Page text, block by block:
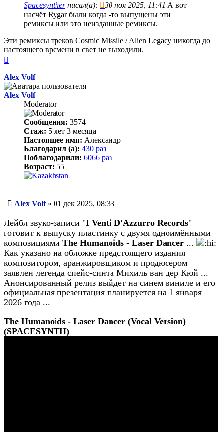
Spacesyntherписал(а): 30 ноя 2025, 11:41 А вот
насчёт Rygar были когда -то выпущены эти
ремиксы или это неизданные ремиксы.
Эти ремиксы треков Cosmic Missile / Alien Legacy никогда до
настоящего времени в свет не выходили.
началу
Alex Volf
Alex Volf
Moderator
Сообщения: 3574
Стаж: 5 лет 3 месяца
Настоящее имя: Александр
Благодарил (а): 430 раз
Поблагодарили: 6066 раз
Возраст: 55
Сообщение
Alex Volf» 01 дек 2025, 08:33
Лейбл звуко-записи "I Venti D'Azzurro Records"
готовит к выпуску пластинку с двумя одноимёнными
композициями The Humanoids - Laser Dancer ...
Как указано на обложке предстоящего издания
композитором, аранжировщиком и продюсером
заявлен легенда спейс-синта Михиль ван дер Кюй ...
Анонсированный релиз выйдет на синем виниле и его
официальная презентация планируется на 1 января
2026 года ...
The Humanoids - Laser Dancer (Vocal Version)
(SPACESYNTH)